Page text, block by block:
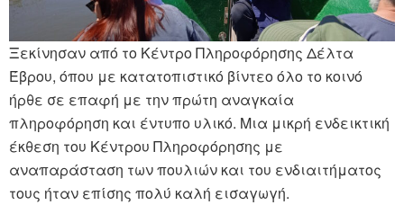
Ξεκίνησαν από το Κέντρο Πληροφόρησης Δέλτα
Έβρου, όπου με κατατοπιστικό βίντεο όλο το κοινό
ήρθε σε επαφή με την πρώτη αναγκαία
πληροφόρηση και έντυπο υλικό. Μια μικρή ενδεικτική
έκθεση του Κέντρου Πληροφόρησης με
αναπαράσταση των πουλιών και του ενδιαιτήματος
τους ήταν επίσης πολύ καλή εισαγωγή.